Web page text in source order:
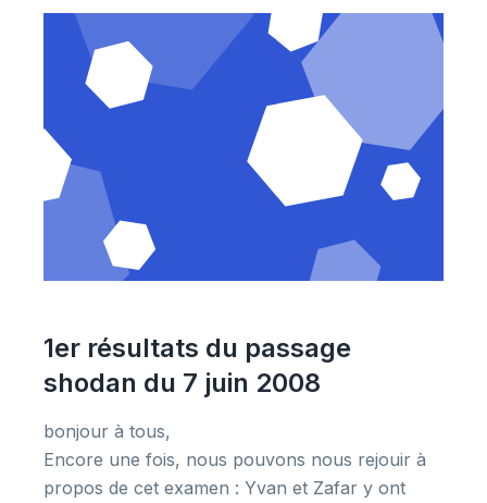
1er résultats du passage
shodan du 7 juin 2008
bonjour à tous,
Encore une fois, nous pouvons nous rejouir à
propos de cet examen : Yvan et Zafar y ont